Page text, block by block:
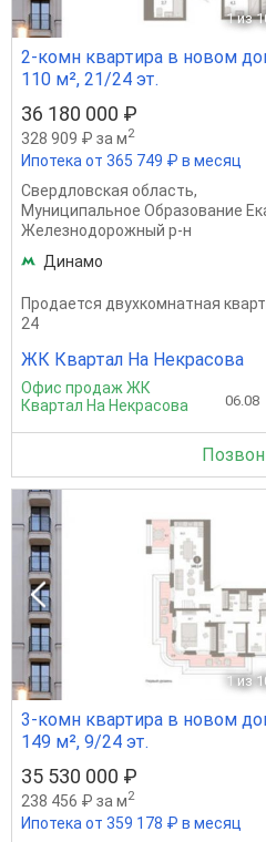
1 из
2-комн квартира в новом
110 м², 21/24 эт.
36 180 000 ₽
328 909 ₽ за м2
Ипотека от 365 749 ₽ в месяц
Свердловская область,
Муниципальное Образование
Железнодорожный р-н
Динамо
Продается двухкомнатная
24
ЖК Квартал На Некрасова
Офис продаж ЖК
Квартал На Некрасова
06.08
1 из
3-комн квартира в новом
149 м², 9/24 эт.
35 530 000 ₽
238 456 ₽ за м2
Ипотека от 359 178 ₽ в месяц